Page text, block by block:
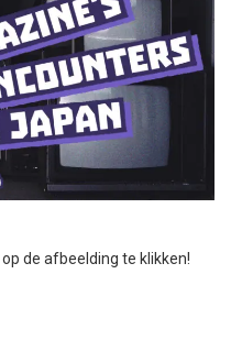
de afbeelding te klikken!